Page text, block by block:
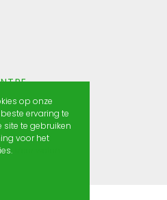
op onze
ervaring te
site te gebruiken
voor het